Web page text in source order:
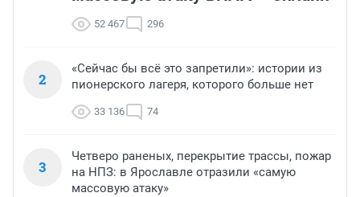
52 467 296
2
«Сейчас бы всё это запретили»: истории из
пионерского лагеря, которого больше нет
33 136 74
3
Четверо раненых, перекрытие трассы, пожар
на НПЗ: в Ярославле отразили «самую
массовую атаку»